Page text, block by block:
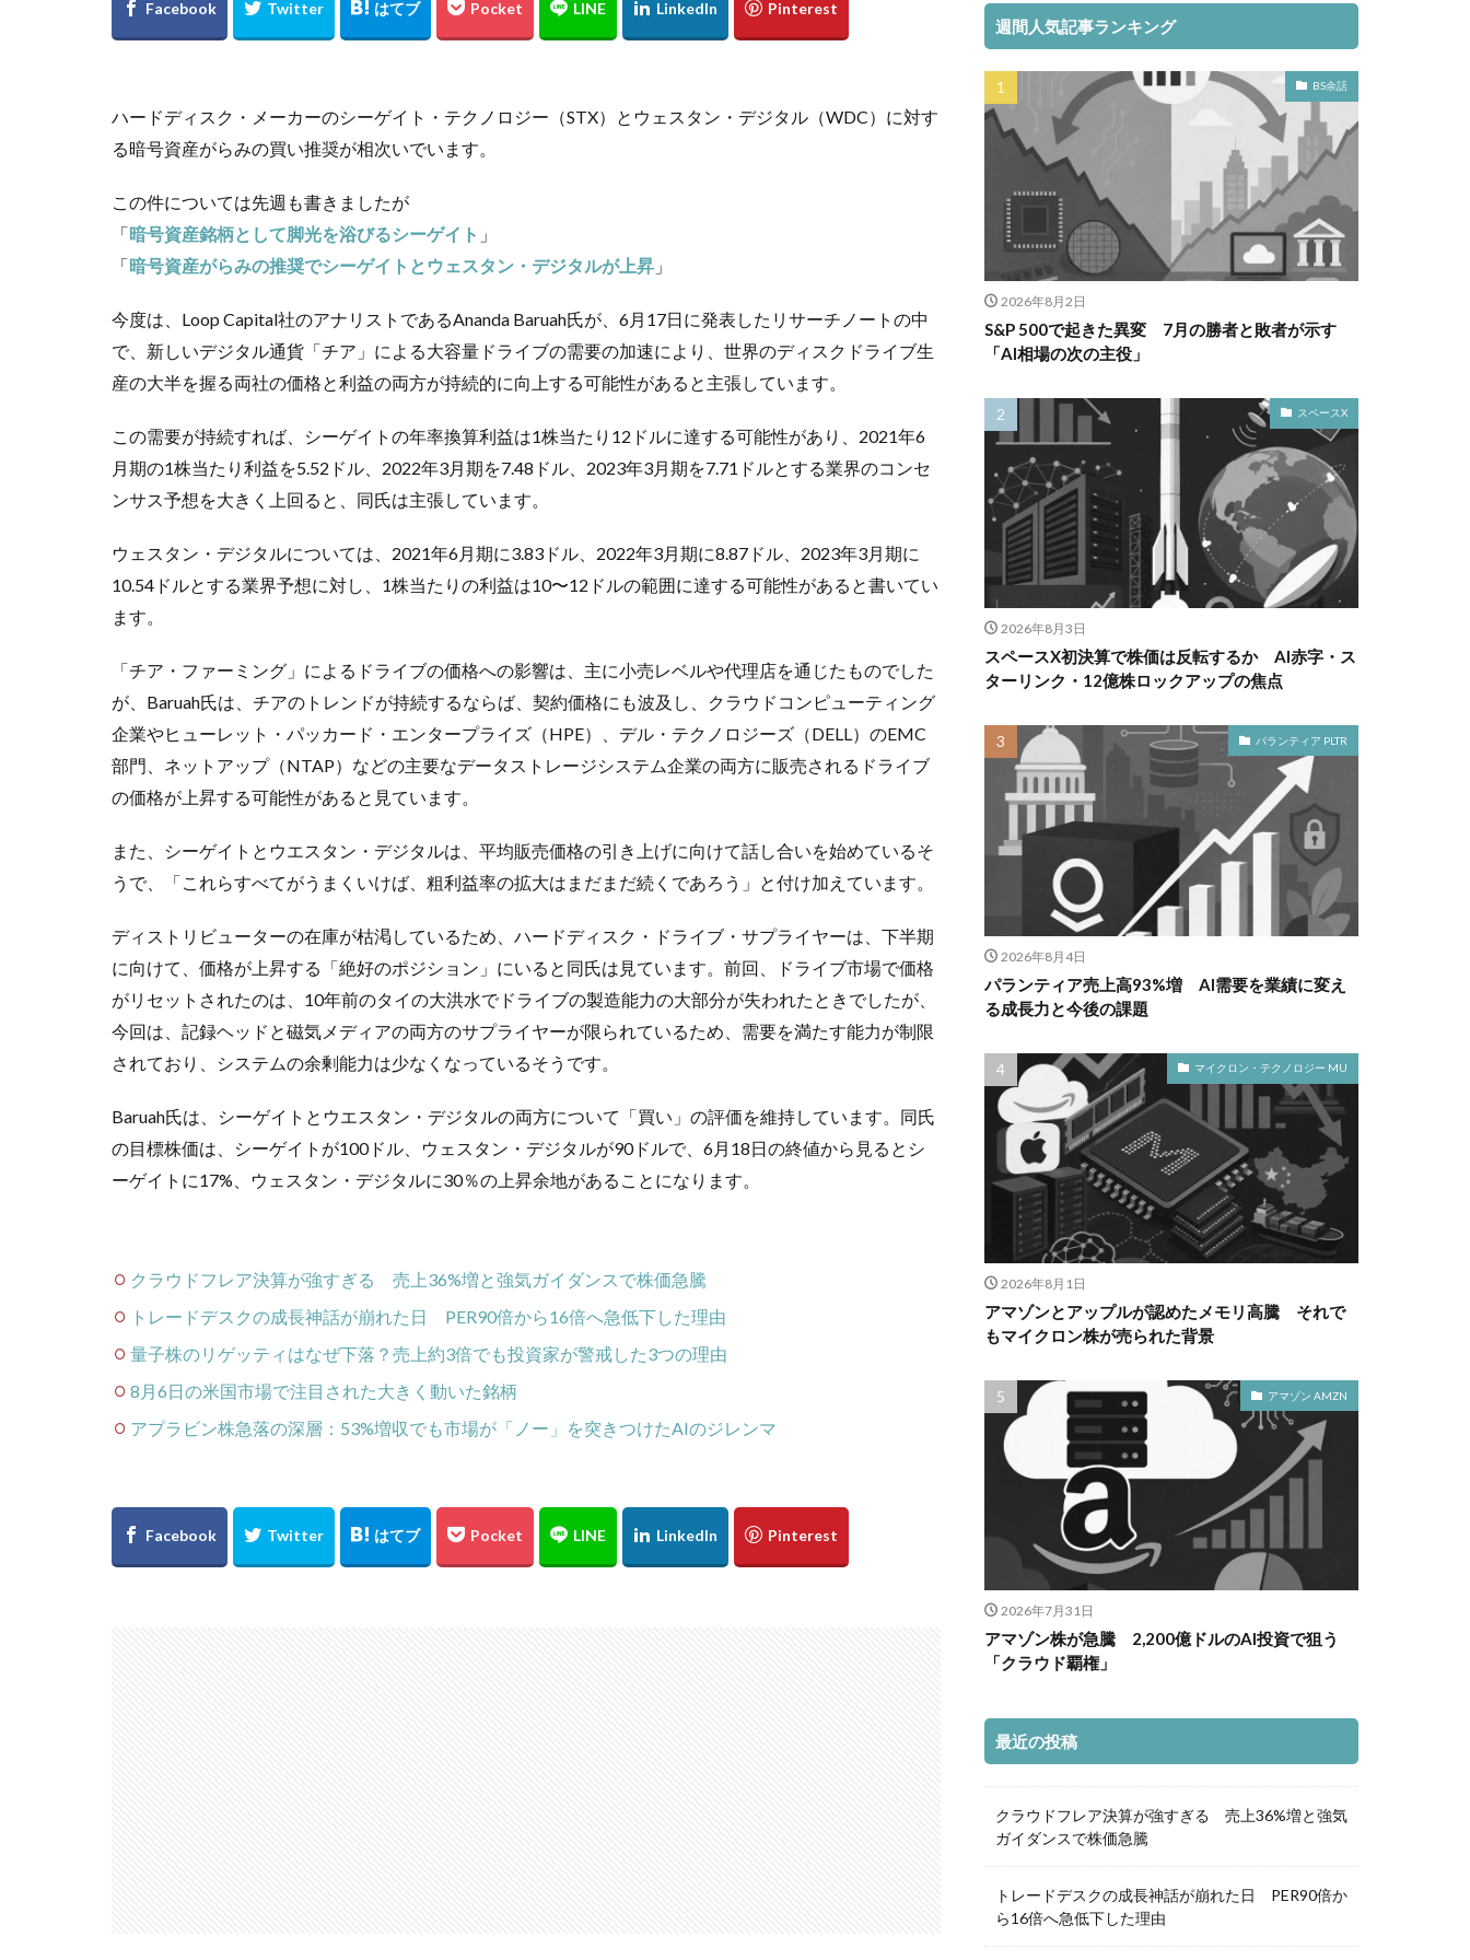
ハードディスク・メーカーのシーゲイト・テクノロジー（STX）とウェスタン・デジタル（WDC）に対す
る暗号資産がらみの買い推奨が相次いでいます。
この件については先週も書きましたが
「暗号資産銘柄として脚光を浴びるシーゲイト 」
「暗号資産がらみの推奨でシーゲイトとウェスタン・デジタルが上昇 」
今度は、Loop Capital社のアナリストであるAnanda Baruah氏が、6月17日に発表したリサーチノートの中
で、新しいデジタル通貨「チア」による大容量ドライブの需要の加速により、世界のディスクドライブ生
産の大半を握る両社の価格と利益の両方が持続的に向上する可能性があると主張しています。
この需要が持続すれば、シーゲイトの年率換算利益は1株当たり12ドルに達する可能性があり、2021年6
月期の1株当たり利益を5.52ドル、2022年3月期を7.48ドル、2023年3月期を7.71ドルとする業界のコンセ
ンサス予想を大きく上回ると、同氏は主張しています。
ウェスタン・デジタルについては、2021年6月期に3.83ドル、2022年3月期に8.87ドル、2023年3月期に
10.54ドルとする業界予想に対し、1株当たりの利益は10〜12ドルの範囲に達する可能性があると書いてい
ます。
「チア・ファーミング」によるドライブの価格への影響は、主に小売レベルや代理店を通じたものでした
が、Baruah氏は、チアのトレンドが持続するならば、契約価格にも波及し、クラウドコンピューティング
企業やヒューレット・パッカード・エンタープライズ（HPE）、デル・テクノロジーズ（DELL）のEMC
部門、ネットアップ（NTAP）などの主要なデータストレージシステム企業の両方に販売されるドライブ
の価格が上昇する可能性があると見ています。
また、シーゲイトとウエスタン・デジタルは、平均販売価格の引き上げに向けて話し合いを始めているそ
うで、「これらすべてがうまくいけば、粗利益率の拡大はまだまだ続くであろう」と付け加えています。
ディストリビューターの在庫が枯渇しているため、ハードディスク・ドライブ・サプライヤーは、下半期
に向けて、価格が上昇する「絶好のポジション」にいると同氏は見ています。前回、ドライブ市場で価格
がリセットされたのは、10年前のタイの大洪水でドライブの製造能力の大部分が失われたときでしたが、
今回は、記録ヘッドと磁気メディアの両方のサプライヤーが限られているため、需要を満たす能力が制限
されており、システムの余剰能力は少なくなっているそうです。
Baruah氏は、シーゲイトとウエスタン・デジタルの両方について「買い」の評価を維持しています。同氏
の目標株価は、シーゲイトが100ドル、ウェスタン・デジタルが90ドルで、6月18日の終値から見るとシ
ーゲイトに17%、ウェスタン・デジタルに30％の上昇余地があることになります。
クラウドフレア決算が強すぎる 売上36%増と強気ガイダンスで株価急騰
トレードデスクの成長神話が崩れた日 PER90倍から16倍へ急低下した理由
量子株のリゲッティはなぜ下落？売上約3倍でも投資家が警戒した3つの理由
8月6日の米国市場で注目された大きく動いた銘柄
アプラビン株急落の深層：53%増収でも市場が「ノー」を突きつけたAIのジレンマ
週間人気記事ランキング
BS余話
2026年8月2日
S&P 500で起きた異変 7月の勝者と敗者が示す
「AI相場の次の主役」
スペースX
2026年8月3日
スペースX初決算で株価は反転するか AI赤字・ス
ターリンク・12億株ロックアップの焦点
パランティア PLTR
2026年8月4日
パランティア売上高93%増 AI需要を業績に変え
る成長力と今後の課題
マイクロン・テクノロジー MU
2026年8月1日
アマゾンとアップルが認めたメモリ高騰 それで
もマイクロン株が売られた背景
アマゾン AMZN
2026年7月31日
アマゾン株が急騰 2,200億ドルのAI投資で狙う
「クラウド覇権」
最近の投稿
クラウドフレア決算が強すぎる 売上36%増と強気
ガイダンスで株価急騰
トレードデスクの成長神話が崩れた日 PER90倍か
ら16倍へ急低下した理由